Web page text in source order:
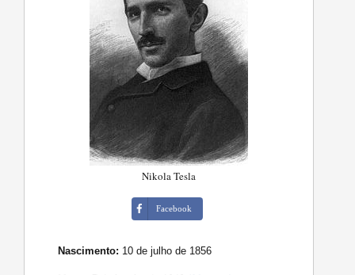
Nikola Tesla
Facebook
Nascimento: 10 de julho de 1856